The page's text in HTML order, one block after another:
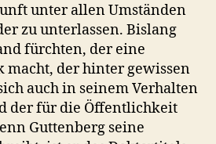
unter allen Umständen
zu unterlassen. Bislang
fürchten, der eine
der hinter gewissen
auch in seinem Verhalten
der für die Öffentlichkeit
Guttenberg seine